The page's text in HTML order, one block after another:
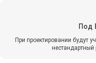
Под
При проектировании будут
нестандартный